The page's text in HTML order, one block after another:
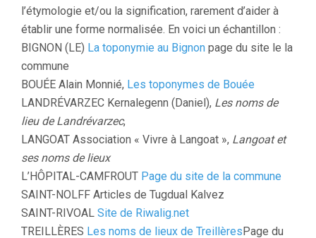
l’étymologie et/ou la signification, rarement d’aider à
établir une forme normalisée. En voici un échantillon :
BIGNON (LE) La toponymie au Bignon page du site le la
commune
BOUÉE Alain Monnié, Les toponymes de Bouée
LANDRÉVARZEC Kernalegenn (Daniel), Les noms de
lieu de Landrévarzec,
LANGOAT Association « Vivre à Langoat », Langoat et
ses noms de lieux
L’HÔPITAL-CAMFROUT Page du site de la commune
SAINT-NOLFF Articles de Tugdual Kalvez
SAINT-RIVOAL Site de Riwalig.net
TREILLÈRES Les noms de lieux de TreillèresPage du